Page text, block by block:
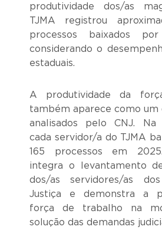
produtividade dos/as
TJMA registrou
processos baixados por
considerando o
estaduais.
A produtividade da
também aparece como um
analisados pelo CNJ. Na
cada servidor/a do TJMA
165 processos em
integra o levantamento
dos/as servidores/as
Justiça e demonstra a
força de trabalho na
solução das demandas